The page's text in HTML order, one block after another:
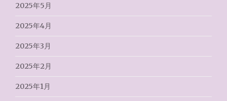
2025年5月
2025年4月
2025年3月
2025年2月
2025年1月